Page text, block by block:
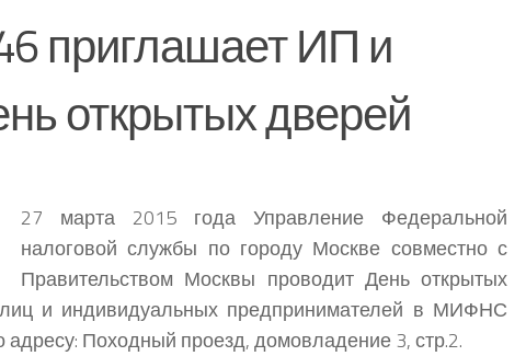
ИП и
открытых дверей
27 марта 2015 года Управление Федеральной
налоговой службы по городу Москве совместно с
Правительством Москвы проводит День открытых
и индивидуальных предпринимателей в МИФНС
адресу: Походный проезд, домовладение 3, стр.2.